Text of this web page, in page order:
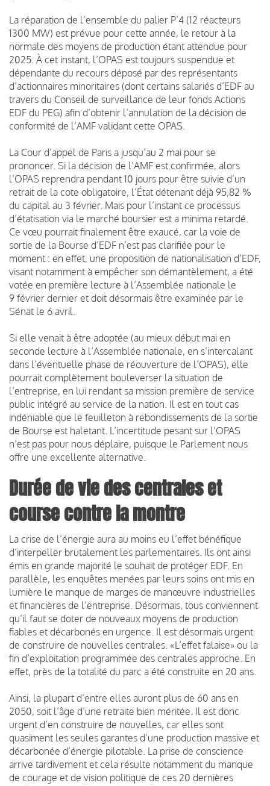
La réparation de l’ensemble du palier P’4 (12 réacteurs
1300 MW) est prévue pour cette année, le retour à la
normale des moyens de production étant attendue pour
2025. À cet instant, l’OPAS est toujours suspendue et
dépendante du recours déposé par des représentants
d’actionnaires minoritaires (dont certains salariés d’EDF au
travers du Conseil de surveillance de leur fonds Actions
EDF du PEG) afin d’obtenir l’annulation de la décision de
conformité de l’AMF validant cette OPAS.
La Cour d’appel de Paris a jusqu’au 2 mai pour se
prononcer. Si la décision de l’AMF est confirmée, alors
l’OPAS reprendra pendant 10 jours pour être suivie d’un
retrait de la cote obligatoire, l’État détenant déjà 95,82 %
du capital au 3 février. Mais pour l’instant ce processus
d’étatisation via le marché boursier est a minima retardé.
Ce vœu pourrait finalement être exaucé, car la voie de
sortie de la Bourse d’EDF n’est pas clarifiée pour le
moment : en effet, une proposition de nationalisation d’EDF,
visant notamment à empêcher son démantèlement, a été
votée en première lecture à l’Assemblée nationale le
9 février dernier et doit désormais être examinée par le
Sénat le 6 avril.
Si elle venait à être adoptée (au mieux début mai en
seconde lecture à l’Assemblée nationale, en s’intercalant
dans l’éventuelle phase de réouverture de l’OPAS), elle
pourrait complètement bouleverser la situation de
l’entreprise, en lui rendant sa mission première de service
public intégré au service de la nation. Il est en tout cas
indéniable que le feuilleton à rebondissements de la sortie
de Bourse est haletant. L’incertitude pesant sur l’OPAS
n’est pas pour nous déplaire, puisque le Parlement nous
offre une excellente alternative.
Durée de vie des centrales et
course contre la montre
La crise de l’énergie aura au moins eu l’effet bénéfique
d’interpeller brutalement les parlementaires. Ils ont ainsi
émis en grande majorité le souhait de protéger EDF. En
parallèle, les enquêtes menées par leurs soins ont mis en
lumière le manque de marges de manœuvre industrielles
et financières de l’entreprise. Désormais, tous conviennent
qu’il faut se doter de nouveaux moyens de production
fiables et décarbonés en urgence. Il est désormais urgent
de construire de nouvelles centrales. «L’effet falaise» ou la
fin d’exploitation programmée des centrales approche. En
effet, près de la totalité du parc a été construite en 20 ans.
Ainsi, la plupart d’entre elles auront plus de 60 ans en
2050, soit l’âge d’une retraite bien méritée. Il est donc
urgent d’en construire de nouvelles, car elles sont
quasiment les seules garantes d’une production massive et
décarbonée d’énergie pilotable. La prise de conscience
arrive tardivement et cela résulte notamment du manque
de courage et de vision politique de ces 20 dernières